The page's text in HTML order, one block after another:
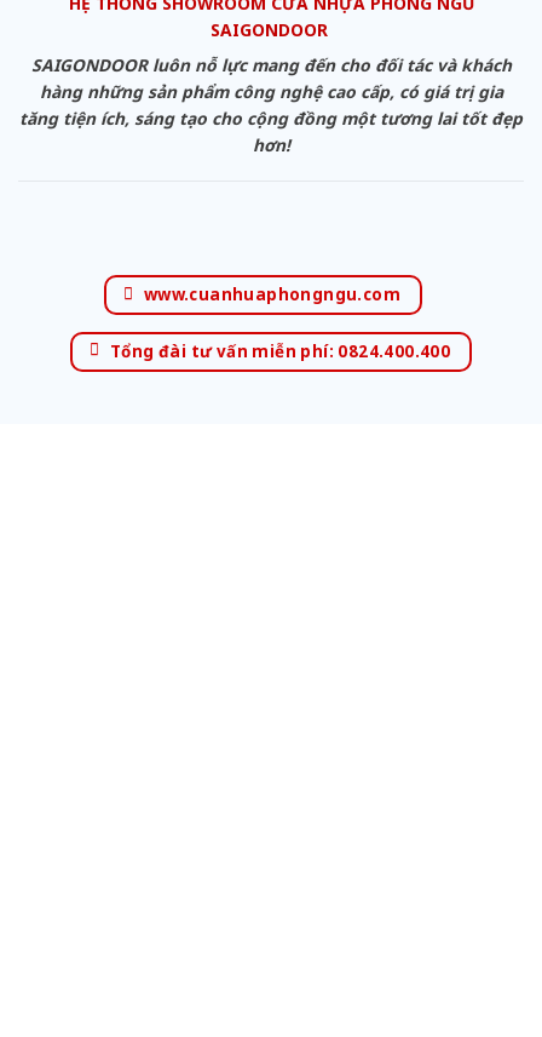
SAIGONDOOR
SAIGONDOOR luôn nỗ lực mang đến cho đối tác và khách
hàng những sản phẩm công nghệ cao cấp, có giá trị gia
tăng tiện ích, sáng tạo cho cộng đồng một tương lai tốt đẹp
hơn!
www.cuanhuaphongngu.com
Tổng đài tư vấn miễn phí: 0824.400.400